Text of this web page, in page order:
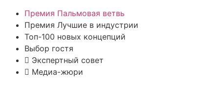
Премия Пальмовая ветвь
Премия Лучшие в индустрии
Топ-100 новых концепций
Выбор гостя
Экспертный совет
Медиа-жюри